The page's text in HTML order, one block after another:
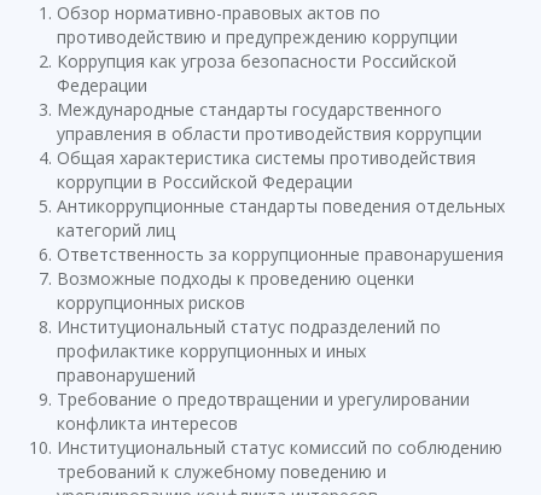
Обзор нормативно-правовых актов по
противодействию и предупреждению коррупции
Коррупция как угроза безопасности Российской
Федерации
Международные стандарты государственного
управления в области противодействия коррупции
Общая характеристика системы противодействия
коррупции в Российской Федерации
Антикоррупционные стандарты поведения отдельных
категорий лиц
Ответственность за коррупционные правонарушения
Возможные подходы к проведению оценки
коррупционных рисков
Институциональный статус подразделений по
профилактике коррупционных и иных
правонарушений
Требование о предотвращении и урегулировании
конфликта интересов
Институциональный статус комиссий по соблюдению
требований к служебному поведению и